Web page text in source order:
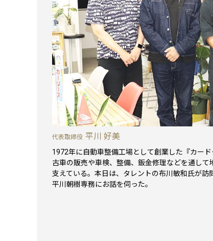
代表取締役 平川 好美
1972年に自動車整備工場として創業した『カー
古車の販売や車検、整備、鈑金修理などを通し
支えている。本日は、タレントの布川敏和氏が訪
平川朝樹専務にお話を伺った。